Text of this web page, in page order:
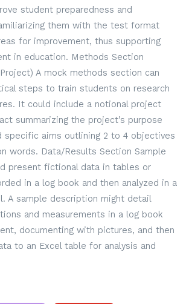
student preparedness and
them with the test format
for improvement, thus supporting
in education. Methods Section
A mock methods section can
steps to train students on research
It could include a notional project
summarizing the project’s purpose
specific aims outlining 2 to 4 objectives
words. Data/Results Section Sample
present fictional data in tables or
in a log book and then analyzed in a
A sample description might detail
and measurements in a log book
documenting with pictures, and then
to an Excel table for analysis and